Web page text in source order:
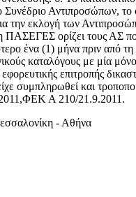
Αντιπροσώπων, το
εκλογή των
ορίζει τους ΑΣ
ένα (1) μήνα πριν από
καταλόγους με μία
επιτροπής
συμπληρωθεί και
Α 210/21.9.2011.
- Αθήνα